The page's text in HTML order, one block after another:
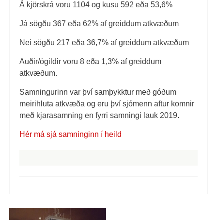
Á kjörskrá voru 1104 og kusu 592 eða 53,6%
Já sögðu 367 eða 62% af greiddum atkvæðum
Nei sögðu 217 eða 36,7% af greiddum atkvæðum
Auðir/ógildir voru 8 eða 1,3% af greiddum
atkvæðum.
Samningurinn var því samþykktur með góðum
meirihluta atkvæða og eru því sjómenn aftur komnir
með kjarasamning en fyrri samningi lauk 2019.
Hér má sjá samninginn í heild